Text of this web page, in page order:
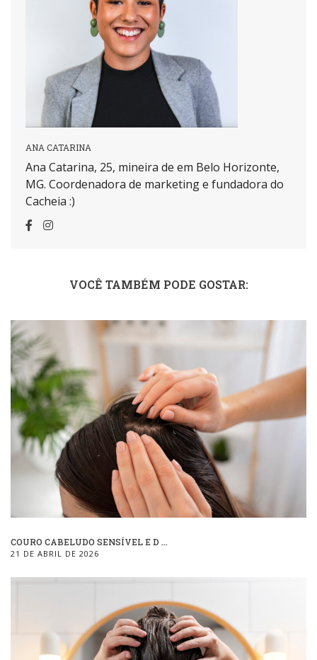
ANA CATARINA
Ana Catarina, 25, mineira de em Belo Horizonte,
MG. Coordenadora de marketing e fundadora do
Cacheia :)
VOCÊ TAMBÉM PODE GOSTAR:
COURO CABELUDO SENSÍVEL E D ...
21 DE ABRIL DE 2026